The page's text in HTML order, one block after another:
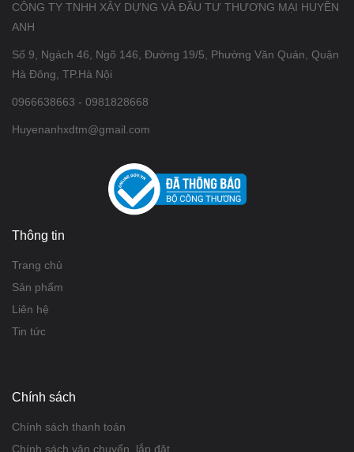
CÔNG TY TNHH XÂY DỰNG VÀ ĐẦU TƯ THƯƠNG MẠI HUYỀN
ANH
Số 9, Ngách 46, Ngõ 146, Đường 19/5, Phường Văn Quán, Quận
Hà Đông, TP.Hà Nội
0966638663 - 0981828668
Huyenanhxdtm@gmail.com
Thông tin
Trang chủ
Sản phẩm
Liên hệ
Tin tức
Chính sách
Chính sách thanh toán
Chính sách vận chuyển, lắp đặt